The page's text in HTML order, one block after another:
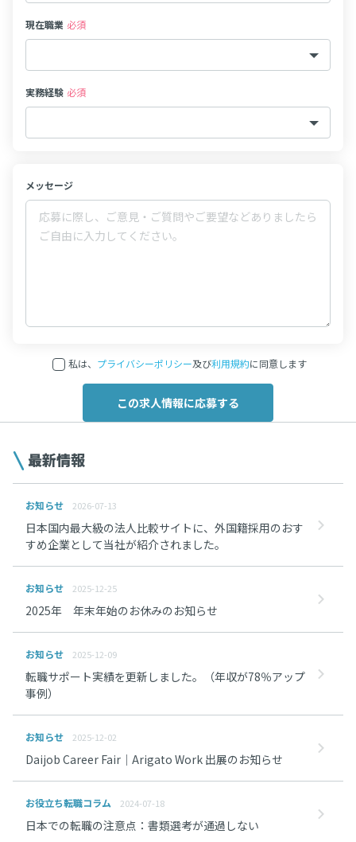
現在職業 必須
実務経験 必須
メッセージ
私は、 プライバシーポリシー及び利用規約に同意します
最新情報
お知らせ 2026-07-13
日本国内最大級の法人比較サイトに、外国籍採用のおす
すめ企業として当社が紹介されました。
お知らせ 2025-12-25
2025年 年末年始のお休みのお知らせ
お知らせ 2025-12-09
転職サポート実績を更新しました。（年収が78％アップ
事例）
お知らせ 2025-12-02
Daijob Career Fair｜Arigato Work 出展のお知らせ
お役立ち転職コラム 2024-07-18
日本での転職の注意点：書類選考が通過しない